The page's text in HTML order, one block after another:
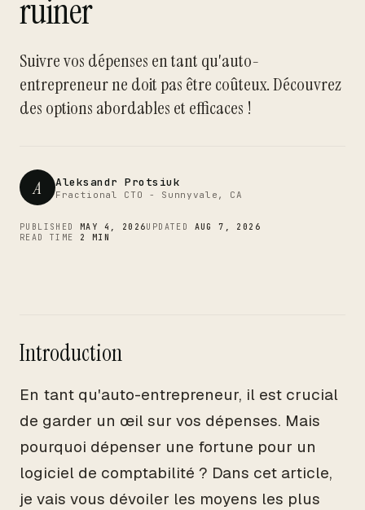
ruiner
Suivre vos dépenses en tant qu'auto-
entrepreneur ne doit pas être coûteux. Découvrez
des options abordables et efficaces !
A Aleksandr Protsiuk
Fractional CTO - Sunnyvale, CA
PUBLISHED MAY 4, 2026UPDATED AUG 7, 2026
READ TIME 2 MIN
Introduction
En tant qu'auto-entrepreneur, il est crucial
de garder un œil sur vos dépenses. Mais
pourquoi dépenser une fortune pour un
logiciel de comptabilité ? Dans cet article,
je vais vous dévoiler les moyens les plus